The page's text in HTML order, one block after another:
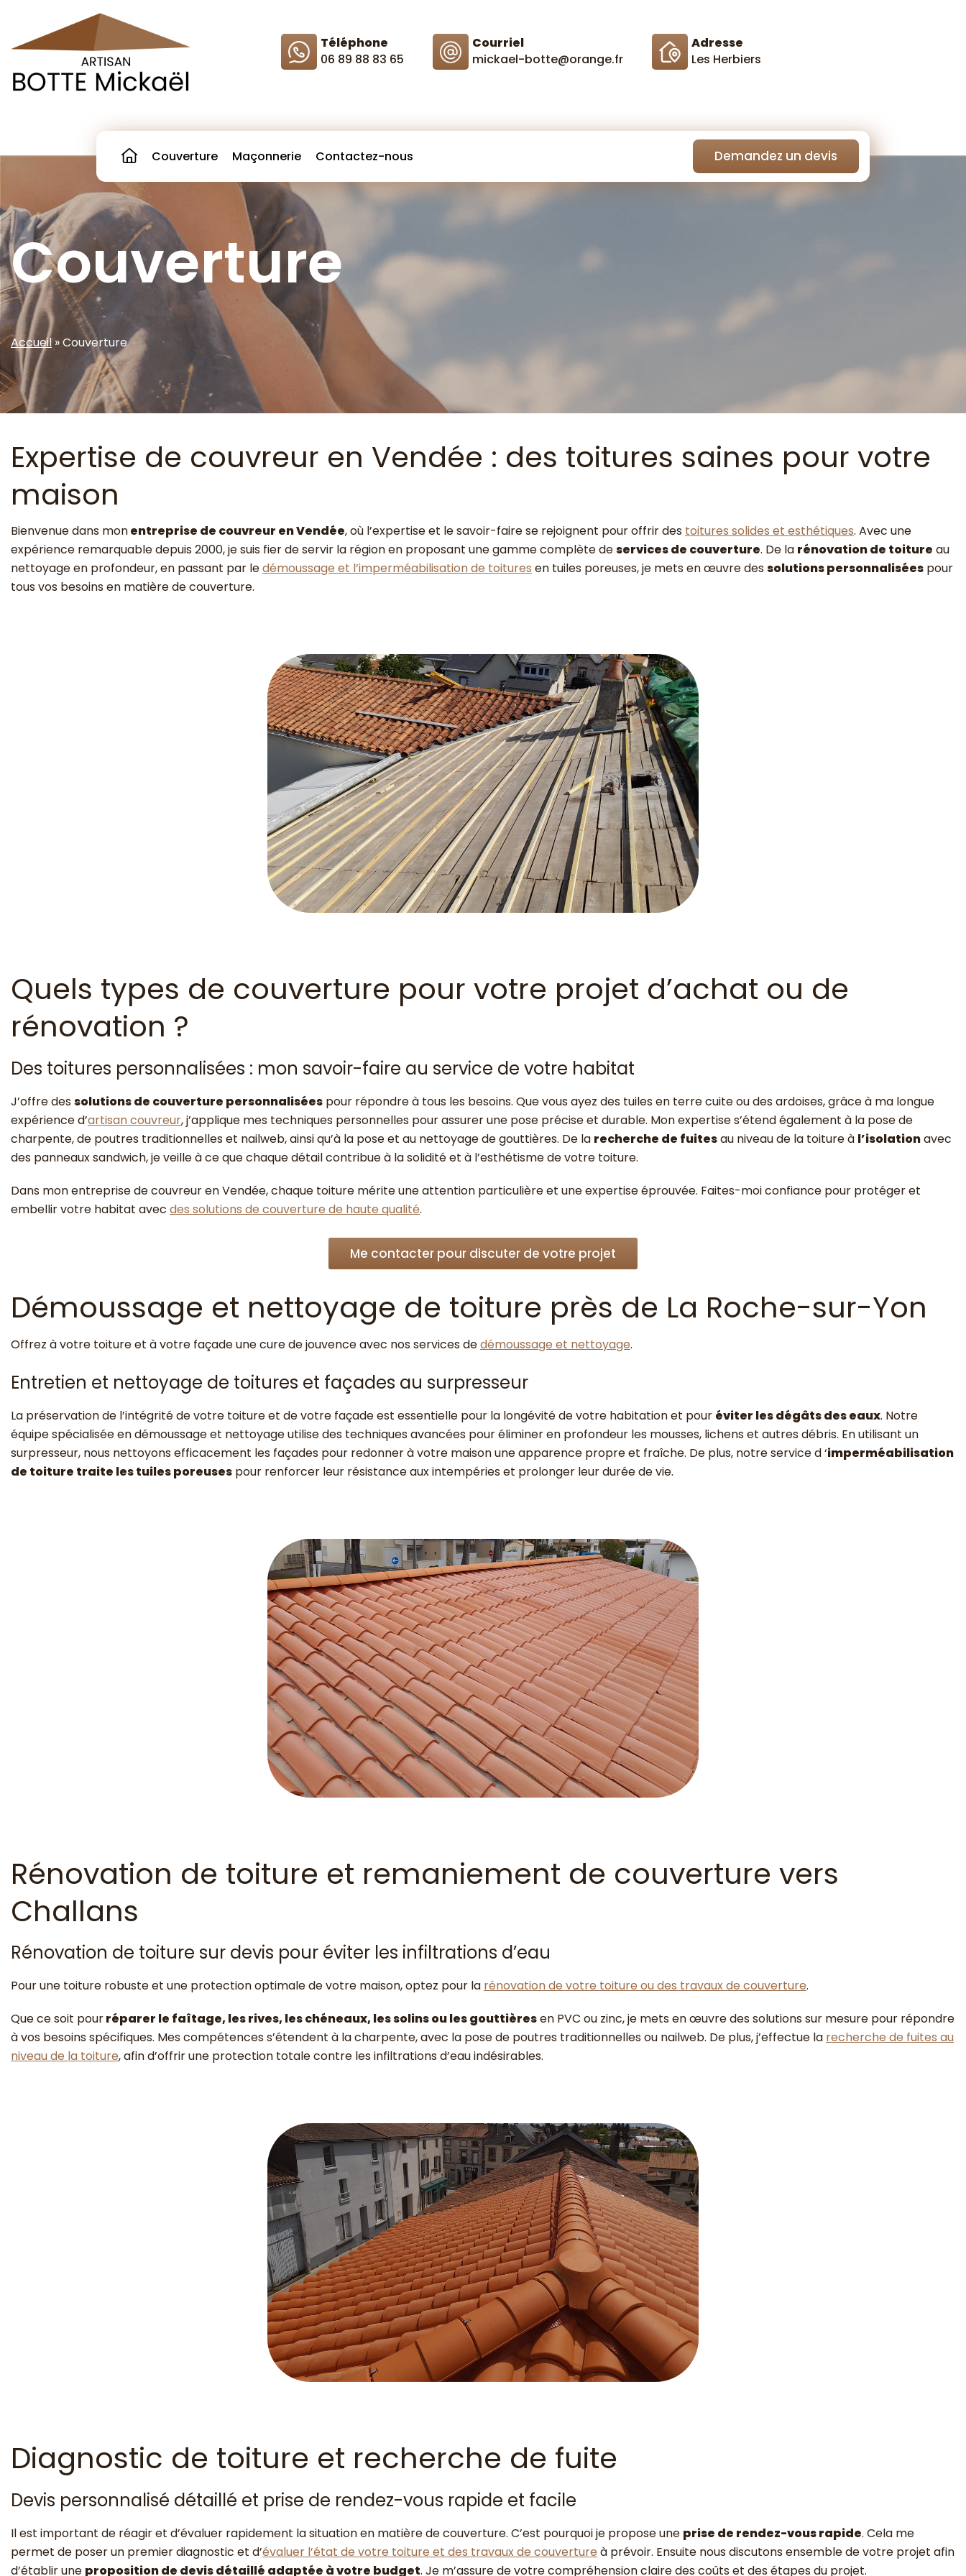
Skip
content
Téléphone
06 89 88 83 65
Courriel
mickael-botte@orange.fr
Adresse
Les Herbiers
Couverture Maçonnerie Contactez-nous Demandez un devis
Couverture
Accueil»Couverture
Expertise de couvreur en Vendée : des toitures saines pour votre
maison
Bienvenue dans monentreprise de couvreur en Vendée, où l’expertise et le savoir-faire se rejoignent pour offrir des toitures solides et esthétiques. Avec une
expérience remarquable depuis 2000, je suis fier de servir la région en proposant une gamme complète deservices de couverture. De la rénovation de toiture au
nettoyage en profondeur, en passant par ledémoussage et l’imperméabilisation de toitures en tuiles poreuses, je mets en œuvre dessolutions personnalisées pour
tous vos besoins en matière de couverture.
Quels types de couverture pour votre projet d’achat ou de
rénovation ?
Des toitures personnalisées : mon savoir-faire au service de votre habitat
J’offre dessolutions de couverture personnalisées pour répondre à tous les besoins. Que vous ayez des tuiles en terre cuite ou des ardoises, grâce à ma longue
expérience d’artisan couvreur, j’applique mes techniques personnelles pour assurer une pose précise et durable. Mon expertise s’étend également à la pose de
charpente, de poutres traditionnelles et nailweb, ainsi qu’à la pose et au nettoyage de gouttières. De la recherche de fuitesau niveau de la toiture à l’isolationavec
des panneaux sandwich, je veille à ce que chaque détail contribue à la solidité et à l’esthétisme de votre toiture.
Dans mon entreprise de couvreur en Vendée, chaque toiture mérite une attention particulière et une expertise éprouvée. Faites-moi confiance pour protéger et
embellir votre habitat avec des solutions de couverture de haute qualité.
Me contacter pour discuter de votre projet
Démoussage et nettoyage de toiture près de La Roche-sur-Yon
Offrez à votre toiture et à votre façade une cure de jouvence avec nos services dedémoussage et nettoyage.
Entretien et nettoyage de toitures et façades au surpresseur
La préservation de l’intégrité de votre toiture et de votre façade est essentielle pour la longévité de votre habitation et pour éviter les dégâts des eaux. Notre
équipe spécialisée en démoussage et nettoyage utilise des techniques avancées pour éliminer en profondeur les mousses, lichens et autres débris. En utilisant un
surpresseur, nous nettoyons efficacement les façades pour redonner à votre maison une apparence propre et fraîche. De plus, notre service d ‘imperméabilisation
de toiture traite les tuiles poreuses pour renforcer leur résistance aux intempéries et prolonger leur durée de vie.
Rénovation de toiture et remaniement de couverture vers
Challans
Rénovation de toiture sur devis pour éviter les infiltrations d’eau
Pour une toiture robuste et une protection optimale de votre maison, optez pour la rénovation de votre toiture ou des travaux de couverture.
Que ce soit pourréparer le faîtage, les rives, les chéneaux, les solins ou les gouttièresen PVC ou zinc, je mets en œuvre des solutions sur mesure pour répondre
à vos besoins spécifiques. Mes compétences s’étendent à la charpente, avec la pose de poutres traditionnelles ou nailweb. De plus, j’effectue la recherche de fuites au
niveau de la toiture, afin d’offrir une protection totale contre les infiltrations d’eau indésirables.
Diagnostic de toiture et recherche de fuite
Devis personnalisé détaillé et prise de rendez-vous rapide et facile
Il est important de réagir et d’évaluer rapidement la situation en matière de couverture. C’est pourquoi je propose une prise de rendez-vous rapide. Cela me
permet de poser un premier diagnostic et d’évaluer l’état de votre toiture et des travaux de couverture à prévoir. Ensuite nous discutons ensemble de votre projet afin
d’établir une proposition de devis détaillé adaptée à votre budget. Je m’assure de votre compréhension claire des coûts et des étapes du projet.